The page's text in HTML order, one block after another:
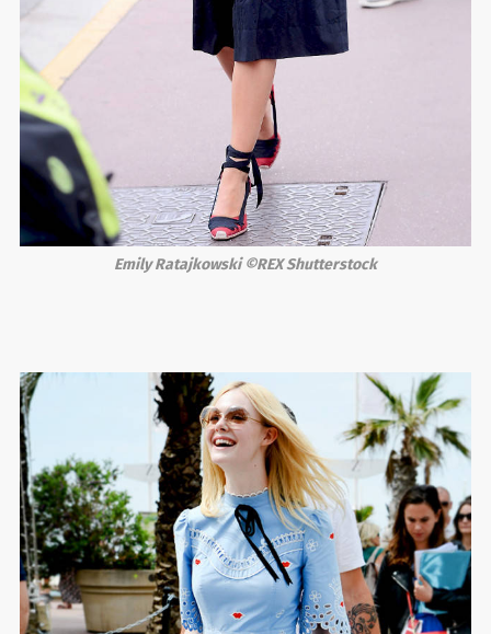
Emily Ratajkowski ©REX Shutterstock